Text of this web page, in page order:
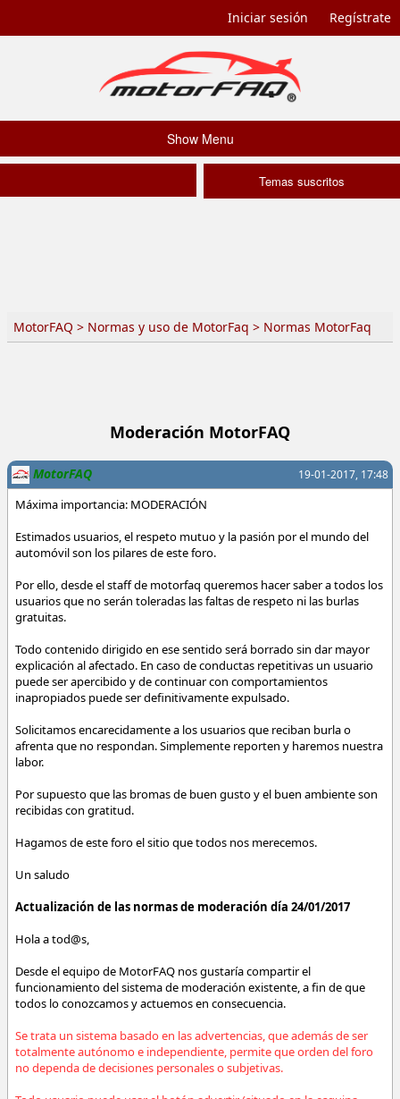
Iniciar sesión Regístrate
Show Menu
Temas suscritos
MotorFAQ > Normas y uso de MotorFaq > Normas MotorFaq
Moderación MotorFAQ
19-01-2017, 17:48
MotorFAQ
Máxima importancia: MODERACIÓN
Estimados usuarios, el respeto mutuo y la pasión por el mundo del
automóvil son los pilares de este foro.
Por ello, desde el staff de motorfaq queremos hacer saber a todos los
usuarios que no serán toleradas las faltas de respeto ni las burlas
gratuitas.
Todo contenido dirigido en ese sentido será borrado sin dar mayor
explicación al afectado. En caso de conductas repetitivas un usuario
puede ser apercibido y de continuar con comportamientos
inapropiados puede ser definitivamente expulsado.
Solicitamos encarecidamente a los usuarios que reciban burla o
afrenta que no respondan. Simplemente reporten y haremos nuestra
labor.
Por supuesto que las bromas de buen gusto y el buen ambiente son
recibidas con gratitud.
Hagamos de este foro el sitio que todos nos merecemos.
Un saludo
Actualización de las normas de moderación día 24/01/2017
Hola a tod@s,
Desde el equipo de MotorFAQ nos gustaría compartir el
funcionamiento del sistema de moderación existente, a fin de que
todos lo conozcamos y actuemos en consecuencia.
Se trata un sistema basado en las advertencias, que además de ser
totalmente autónomo e independiente, permite que orden del foro
no dependa de decisiones personales o subjetivas.